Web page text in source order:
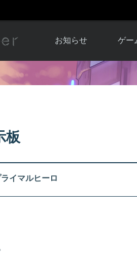
お知らせ
お知らせ一覧
ゲー
ソウ
アップ
板
イマルヒーロ